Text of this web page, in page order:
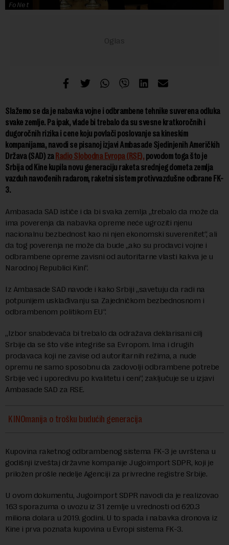
FoNet
Slažemo se da je nabavka vojne i odbrambene tehnike suverena odluka
svake zemlje. Pa ipak, vlade bi trebalo da su svesne kratkoročnih i
dugoročnih rizika i cene koju povlači poslovanje sa kineskim
kompanijama, navodi se pisanoj izjavi Ambasade Sjedinjenih Američkih
Država (SAD) za Radio Slobodna Evropa (RSE), povodom toga što je
Srbija od Kine kupila novu generaciju raketa srednjeg dometa zemlja
vazduh navođenih radarom, raketni sistem protivvazdušne odbrane FK-
3.
Ambasada SAD ističe i da bi svaka zemlja „trebalo da može da
ima poverenja da nabavka opreme neće ugroziti njenu
nacionalnu bezbednost kao ni njen ekonomski suverenitet“, ali
da tog poverenja ne može da bude „ako su prodavci vojne i
odbrambene opreme zavisni od autoritarne vlasti kakva je u
Narodnoj Republici Kini“.
Iz Ambasade SAD navode i kako Srbiji „savetuju da radi na
potpunijem usklađivanju sa Zajedničkom bezbednosnom i
odbrambenom politikom EU“.
„Izbor snabdevača bi trebalo da odražava deklarisani cilj
Srbije da se što više integriše sa Evropom. Ima i drugih
prodavaca koji ne zavise od autoritarnih režima, a nude
opremu ne samo sposobnu da zadovolji odbrambene potrebe
Srbije već i uporedivu po kvalitetu i ceni“, zaključuje se u izjavi
Ambasade SAD za RSE.
KINOmanija o trošku budućih generacija
Kupovina raketnog odbrambenog sistema FK-3 je uvrštena u
godišnji izveštaj državne kompanije Jugoimport SDPR, koji je
priložen prošle nedelje Agenciji za privredne registre Srbije.
U ovom dokumentu, Jugoimport SDPR navodi da je realizovao
163 sporazuma o uvozu iz 31 zemlje u vrednosti od 620.3
miliona dolara u 2019. godini. U to spada i nabavka dronova iz
Kine i prva poznata kupovina u Evropi sistema FK-3.